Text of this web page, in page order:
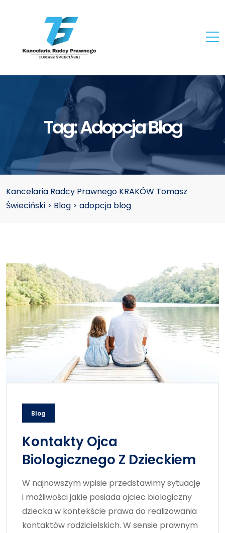
Tag:Adopcja Blog
Kancelaria Radcy Prawnego KRAKÓW Tomasz
Świeciński > Blog > adopcja blog
Blog
Kontakty Ojca
Biologicznego Z Dzieckiem
W najnowszym wpisie przedstawimy sytuację
i możliwości jakie posiada ojciec biologiczny
dziecka w kontekście prawa do realizowania
kontaktów rodzicielskich. W sensie prawnym